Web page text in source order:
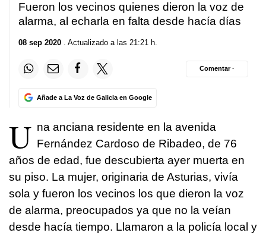
Fueron los vecinos quienes dieron la voz de
alarma, al echarla en falta desde hacía días
08 sep 2020 . Actualizado a las 21:21 h.
Añade a La Voz de Galicia en Google
Comentar ·
U na anciana residente en la avenida
Fernández Cardoso de Ribadeo, de 76
años de edad, fue descubierta ayer muerta en
su piso. La mujer, originaria de Asturias, vivía
sola y fueron los vecinos los que dieron la voz
de alarma, preocupados ya que no la veían
desde hacía tiempo. Llamaron a la policía local y